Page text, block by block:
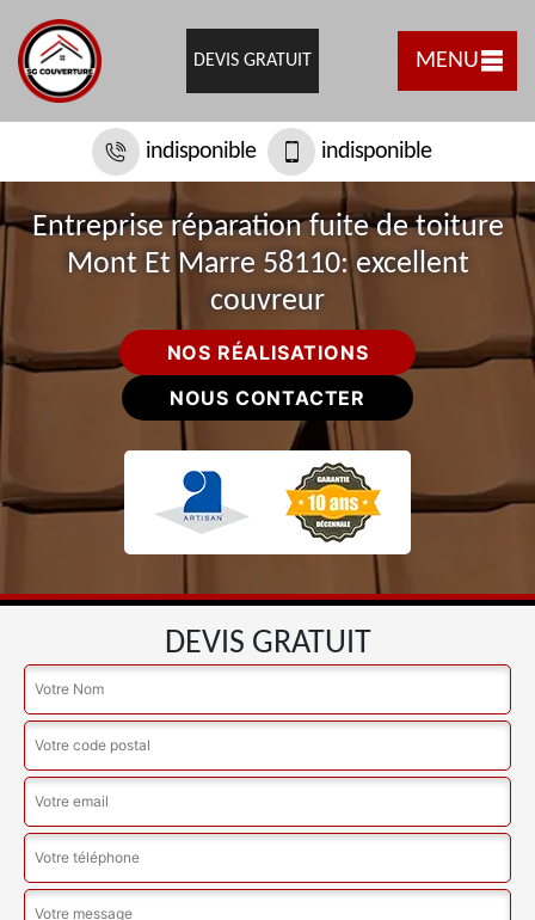
DEVIS GRATUIT MENU
indisponible indisponible
Entreprise réparation fuite de toiture
Mont Et Marre 58110: excellent
couvreur
NOS RÉALISATIONS
NOUS CONTACTER
DEVIS GRATUIT